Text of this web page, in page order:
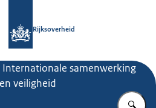
Rijksoverheid
Internationale samenwerking
veiligheid